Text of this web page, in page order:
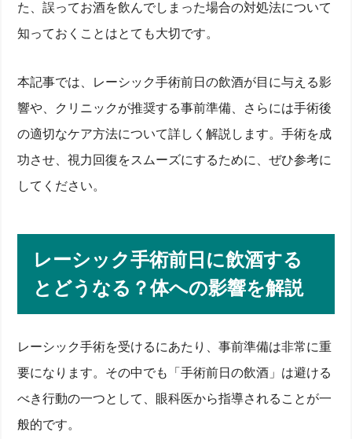
た、誤ってお酒を飲んでしまった場合の対処法について
知っておくことはとても大切です。
本記事では、レーシック手術前日の飲酒が目に与える影
響や、クリニックが推奨する事前準備、さらには手術後
の適切なケア方法について詳しく解説します。手術を成
功させ、視力回復をスムーズにするために、ぜひ参考に
してください。
レーシック手術前日に飲酒する
とどうなる？体への影響を解説
レーシック手術を受けるにあたり、事前準備は非常に重
要になります。その中でも「手術前日の飲酒」は避ける
べき行動の一つとして、眼科医から指導されることが一
般的です。